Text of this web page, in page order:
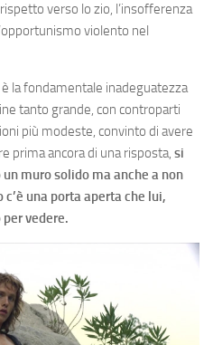
verso lo zio, l’insofferenza
violento nel
la fondamentale inadeguatezza
tanto grande, con controparti
più modeste, convinto di avere
prima ancora di una risposta, si
muro solido ma anche a non
una porta aperta che lui,
vedere.